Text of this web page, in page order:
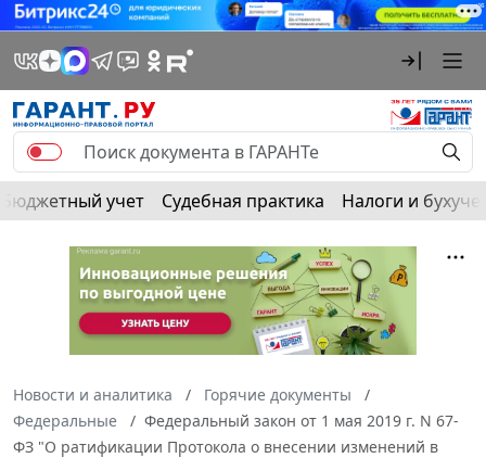
Бюджетный учет Судебная практика Налоги и
Новости и аналитика
Горячие документы
Федеральные
Федеральный закон от 1 мая 2019 г. N 67-
ФЗ "О ратификации Протокола о внесении изменений в